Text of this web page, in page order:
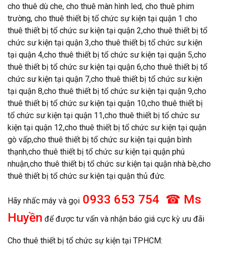
cho thuê dù che, cho thuê màn hình led, cho thuê phim
trường, cho thuê thiết bị tổ chức sự kiện tại quận 1 cho
thuê thiết bị tổ chức sư kiện tại quận 2,cho thuê thiết bị tổ
chức sư kiện tại quận 3,cho thuê thiết bị tổ chức sư kiện
tại quận 4,cho thuê thiết bị tổ chức sư kiện tại quận 5,cho
thuê thiết bị tổ chức sư kiện tại quận 6,cho thuê thiết bị tổ
chức sư kiện tại quận 7,cho thuê thiết bị tổ chức sư kiện
tại quận 8,cho thuê thiết bị tổ chức sư kiện tại quận 9,cho
thuê thiết bị tổ chức sư kiện tại quận 10,cho thuê thiết bị
tổ chức sư kiện tại quận 11,cho thuê thiết bị tổ chức sư
kiện tại quận 12,cho thuê thiết bị tổ chức sư kiện tại quận
gò vấp,cho thuê thiết bị tổ chức sư kiện tại quận bình
thạnh,cho thuê thiết bị tổ chức sư kiện tại quận phú
nhuận,cho thuê thiết bị tổ chức sư kiện tại quận nhà bè,cho
thuê thiết bị tổ chức sư kiện tại quận thủ đức.
Hãy nhấc máy và gọi 0933 653 754 ☎ Ms
Huyền để được tư vấn và nhận báo giá cực kỳ ưu đãi
Cho thuê thiết bị tổ chức sự kiện tại TPHCM: